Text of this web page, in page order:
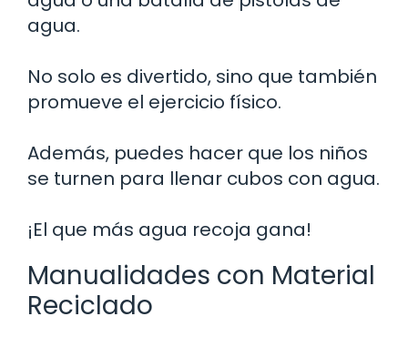
agua.
No solo es divertido, sino que también
promueve el ejercicio físico.
Además, puedes hacer que los niños
se turnen para llenar cubos con agua.
¡El que más agua recoja gana!
Manualidades con Material
Reciclado